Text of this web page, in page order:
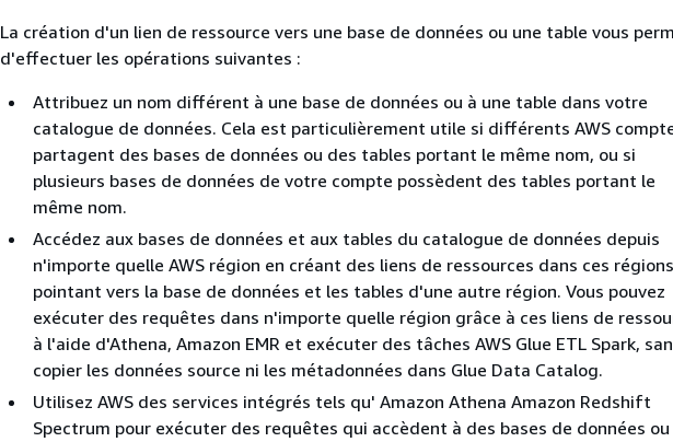
La création d'un lien de ressource vers une base de données ou une table vous
d'effectuer les opérations suivantes :
Attribuez un nom différent à une base de données ou à une table dans votre
catalogue de données. Cela est particulièrement utile si différents AWS
partagent des bases de données ou des tables portant le même nom, ou si
plusieurs bases de données de votre compte possèdent des tables portant le
même nom.
Accédez aux bases de données et aux tables du catalogue de données depuis
n'importe quelle AWS région en créant des liens de ressources dans ces régions
pointant vers la base de données et les tables d'une autre région. Vous pouvez
exécuter des requêtes dans n'importe quelle région grâce à ces liens de
à l'aide d'Athena, Amazon EMR et exécuter des tâches AWS Glue ETL Spark,
copier les données source ni les métadonnées dans Glue Data Catalog.
Utilisez AWS des services intégrés tels qu' Amazon Athena Amazon Redshift
Spectrum pour exécuter des requêtes qui accèdent à des bases de données ou